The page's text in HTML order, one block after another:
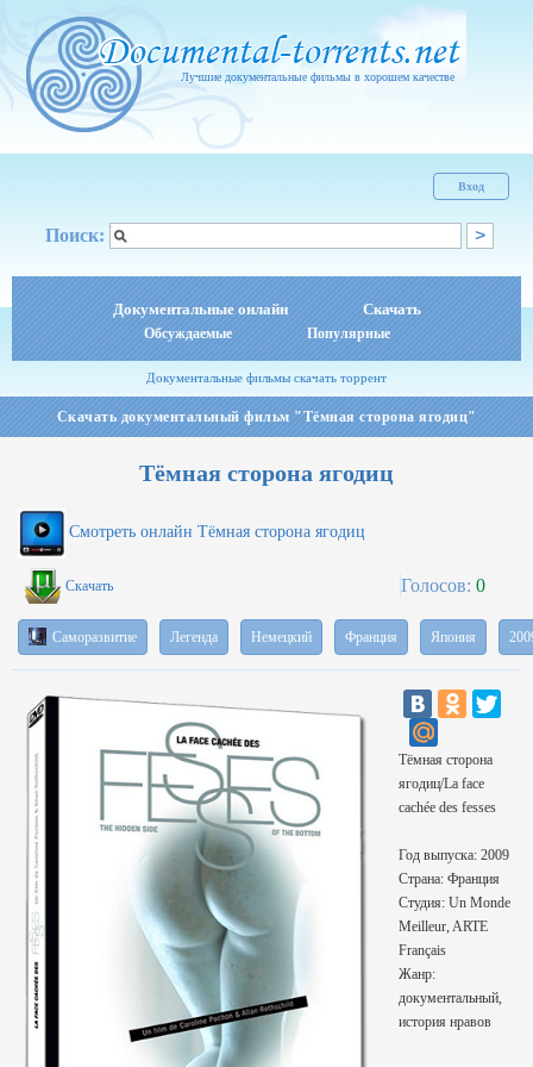
Лучшие документальные фильмы в хорошем качестве
Вход
Поиск:
Документальные онлайн Скачать
Обсуждаемые Популярные
Документальные фильмы скачать торрент
Скачать документальный фильм "Тёмная сторона ягодиц"
Тёмная сторона ягодиц
Смотреть онлайн Тёмная сторона ягодиц
Скачать Голосов: 0
Саморазвитие Легенда Немецкий Франция Япония
Тёмная сторона
ягодиц/La face
cachée des fesses
Год выпуска: 2009
Страна: Франция
Студия: Un Monde
Meilleur, ARTE
Français
Жанр:
документальный,
история нравов